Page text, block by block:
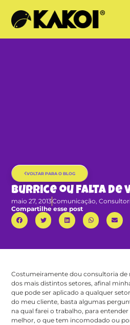
VOLTAR PARA O BLOG
Burrice ou falta de
maio 27, 2013Comunicação,
Compartilhe esse post
Costumeiramente dou consultoria de
dos mais distintos setores, afinal
que pode ser aplicado a qualquer
do meu cliente, basta algumas
na qual farei o trabalho, para
melhor, o que tem incomodado ou